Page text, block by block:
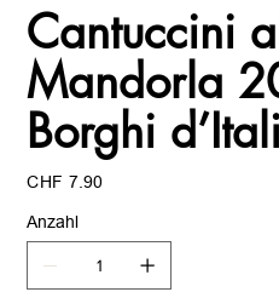
Cantuccini
Mandorla
Borghi
Preis
CHF 7.90
Anzahl